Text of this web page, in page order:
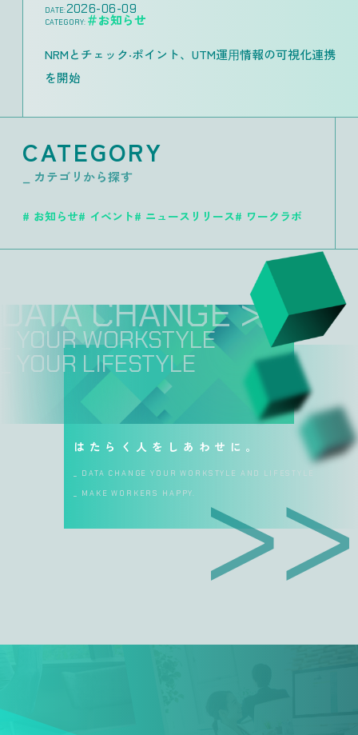
DATE:2026-06-09
CATEGORY: ＃お知らせ
NRMとチェック‧ポイント、UTM運⽤情報の可視化連携
を開始
CATEGORY
_ カテゴリから探す
お知らせ イベント ニュースリリース ワークラボ
DATA CHANGE >>
_ YOUR WORKSTYLE
_ YOUR LIFESTYLE
はたらく人をしあわせに。
_ DATA CHANGE YOUR WORKSTYLE AND LIFESTYLE
_ MAKE WORKERS HAPPY.